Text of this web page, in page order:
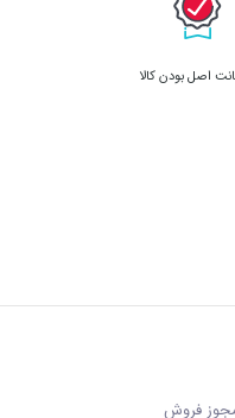
اصل بودن کالا
مجوز فروش